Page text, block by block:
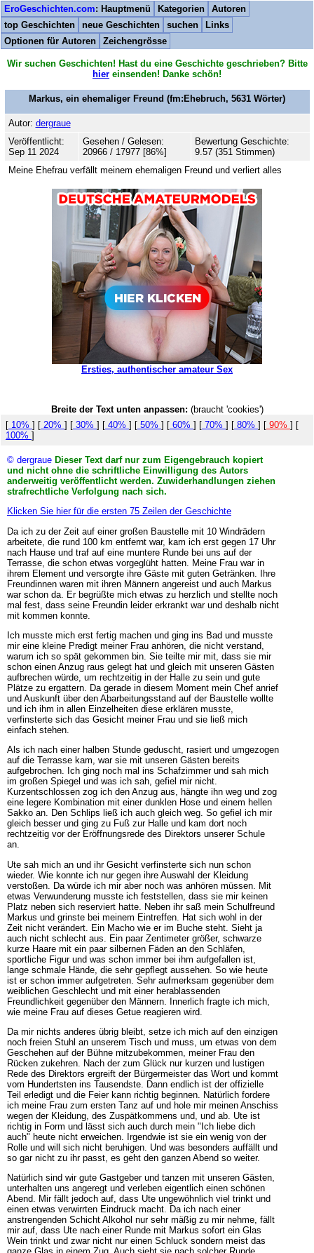
EroGeschichten.com: Hauptmenü Kategorien
Autoren
top Geschichten
neue Geschichten suchen
Links
Optionen für Autoren
Zeichengrösse
Wir suchen Geschichten! Hast du eine Geschichte geschrieben? Bitte
hier einsenden! Danke schön!
Markus, ein ehemaliger Freund (fm:Ehebruch, 5631 Wörter)
Autor: dergraue
Veröffentlicht:
Sep 11 2024
Gesehen / Gelesen:
20966 / 17977 [86%]
Bewertung Geschichte:
9.57 (351 Stimmen)
Meine Ehefrau verfällt meinem ehemaligen Freund und verliert alles
Ersties, authentischer amateur Sex
Breite der Text unten anpassen: (braucht 'cookies')
[ 10% ] [ 20% ] [ 30% ] [ 40% ] [ 50% ] [ 60% ] [ 70% ] [ 80% ] [ 90% ] [
100% ]
© dergraue Dieser Text darf nur zum Eigengebrauch kopiert
und nicht ohne die schriftliche Einwilligung des Autors
anderweitig veröffentlicht werden. Zuwiderhandlungen ziehen
strafrechtliche Verfolgung nach sich.
Klicken Sie hier für die ersten 75 Zeilen der Geschichte
Da ich zu der Zeit auf einer großen Baustelle mit 10 Windrädern
arbeitete, die rund 100 km entfernt war, kam ich erst gegen 17 Uhr
nach Hause und traf auf eine muntere Runde bei uns auf der
Terrasse, die schon etwas vorgeglüht hatten. Meine Frau war in
ihrem Element und versorgte ihre Gäste mit guten Getränken. Ihre
Freundinnen waren mit ihren Männern angereist und auch Markus
war schon da. Er begrüßte mich etwas zu herzlich und stellte noch
mal fest, dass seine Freundin leider erkrankt war und deshalb nicht
mit kommen konnte.
Ich musste mich erst fertig machen und ging ins Bad und musste
mir eine kleine Predigt meiner Frau anhören, die nicht verstand,
warum ich so spät gekommen bin. Sie teilte mir mit, dass sie mir
schon einen Anzug raus gelegt hat und gleich mit unseren Gästen
aufbrechen würde, um rechtzeitig in der Halle zu sein und gute
Plätze zu ergattern. Da gerade in diesem Moment mein Chef anrief
und Auskunft über den Abarbeitungsstand auf der Baustelle wollte
und ich ihm in allen Einzelheiten diese erklären musste,
verfinsterte sich das Gesicht meiner Frau und sie ließ mich
einfach stehen.
Als ich nach einer halben Stunde geduscht, rasiert und umgezogen
auf die Terrasse kam, war sie mit unseren Gästen bereits
aufgebrochen. Ich ging noch mal ins Schafzimmer und sah mich
im großen Spiegel und was ich sah, gefiel mir nicht.
Kurzentschlossen zog ich den Anzug aus, hängte ihn weg und zog
eine legere Kombination mit einer dunklen Hose und einem hellen
Sakko an. Den Schlips ließ ich auch gleich weg. So gefiel ich mir
gleich besser und ging zu Fuß zur Halle und kam dort noch
rechtzeitig vor der Eröffnungsrede des Direktors unserer Schule
an.
Ute sah mich an und ihr Gesicht verfinsterte sich nun schon
wieder. Wie konnte ich nur gegen ihre Auswahl der Kleidung
verstoßen. Da würde ich mir aber noch was anhören müssen. Mit
etwas Verwunderung musste ich feststellen, dass sie mir keinen
Platz neben sich reserviert hatte. Neben ihr saß mein Schulfreund
Markus und grinste bei meinem Eintreffen. Hat sich wohl in der
Zeit nicht verändert. Ein Macho wie er im Buche steht. Sieht ja
auch nicht schlecht aus. Ein paar Zentimeter größer, schwarze
kurze Haare mit ein paar silbernen Fäden an den Schläfen,
sportliche Figur und was schon immer bei ihm aufgefallen ist,
lange schmale Hände, die sehr gepflegt aussehen. So wie heute
ist er schon immer aufgetreten. Sehr aufmerksam gegenüber dem
weiblichen Geschlecht und mit einer herablassenden
Freundlichkeit gegenüber den Männern. Innerlich fragte ich mich,
wie meine Frau auf dieses Getue reagieren wird.
Da mir nichts anderes übrig bleibt, setze ich mich auf den einzigen
noch freien Stuhl an unserem Tisch und muss, um etwas von dem
Geschehen auf der Bühne mitzubekommen, meiner Frau den
Rücken zukehren. Nach der zum Glück nur kurzen und lustigen
Rede des Direktors ergreift der Bürgermeister das Wort und kommt
vom Hundertsten ins Tausendste. Dann endlich ist der offizielle
Teil erledigt und die Feier kann richtig beginnen. Natürlich fordere
ich meine Frau zum ersten Tanz auf und hole mir meinen Anschiss
wegen der Kleidung, des Zuspätkommens und, und ab. Ute ist
richtig in Form und lässt sich auch durch mein "Ich liebe dich
auch" heute nicht erweichen. Irgendwie ist sie ein wenig von der
Rolle und will sich nicht beruhigen. Und was besonders auffällt und
so gar nicht zu ihr passt, es geht den ganzen Abend so weiter.
Natürlich sind wir gute Gastgeber und tanzen mit unseren Gästen,
unterhalten uns angeregt und verleben eigentlich einen schönen
Abend. Mir fällt jedoch auf, dass Ute ungewöhnlich viel trinkt und
einen etwas verwirrten Eindruck macht. Da ich nach einer
anstrengenden Schicht Alkohol nur sehr mäßig zu mir nehme, fällt
mir auf, dass Ute nach einer Runde mit Markus sofort ein Glas
Wein trinkt und zwar nicht nur einen Schluck sondern meist das